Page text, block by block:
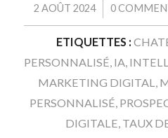
2 AOÛT 2024
/ 0 /
ETIQUETTES :
PERSONNALISÉ, IA,
MARKETING DIGITAL,
PERSONNALISÉ,
DIGITALE, TAUX